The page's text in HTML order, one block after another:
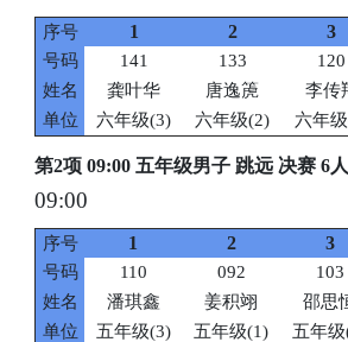
序号 1 2 3
号码 141 133 120
姓名
龚叶华 唐逸箎 李传
单位
六年级(3) 六年级(2) 六年
第2项 09:00 五年级男子 跳远 决赛 6
09:00
序号 1 2 3
号码 110 092 103
姓名
潘琪鑫 姜积翊 邵思
单位
五年级(3) 五年级(1) 五年